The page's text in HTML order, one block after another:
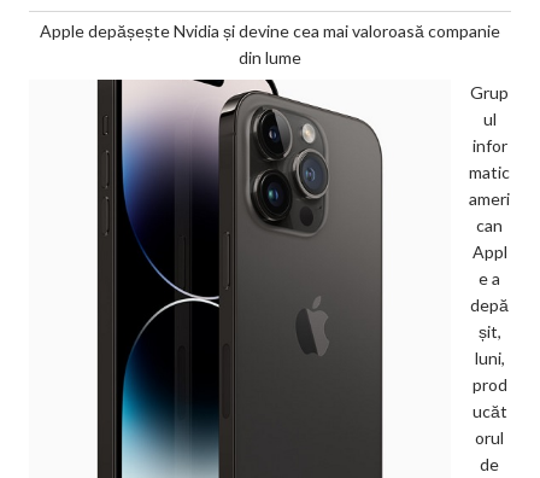
Apple depășește Nvidia și devine cea mai valoroasă companie
din lume
Grup
ul
infor
matic
ameri
can
Appl
e a
depă
șit,
luni,
prod
ucăt
orul
de